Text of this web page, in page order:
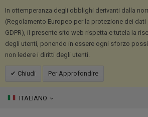
In ottemperanza degli obblighi derivanti dalla
(Regolamento Europeo per la protezione dei dati
GDPR), il presente sito web rispetta e tutela la
degli utenti, ponendo in essere ogni sforzo
non ledere i diritti degli utenti.
Chiudi Per Approfondire
ITALIANO